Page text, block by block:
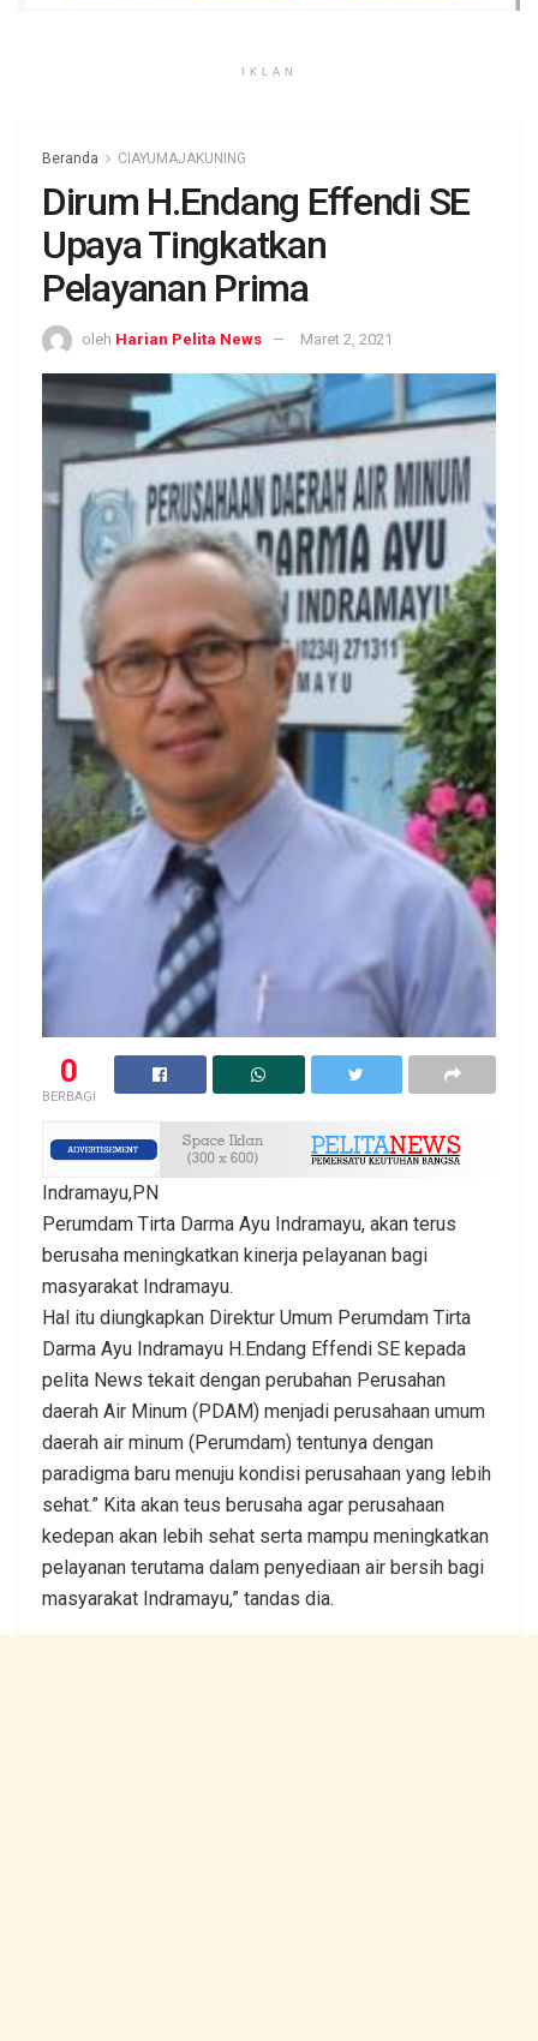
IKLAN
Beranda CIAYUMAJAKUNING
Dirum H.Endang Effendi SE
Upaya Tingkatkan
Pelayanan Prima
oleh Harian Pelita News Maret 2, 2021
0
BERBAGI
Indramayu,PN
Perumdam Tirta Darma Ayu Indramayu, akan terus
berusaha meningkatkan kinerja pelayanan bagi
masyarakat Indramayu.
Hal itu diungkapkan Direktur Umum Perumdam Tirta
Darma Ayu Indramayu H.Endang Effendi SE kepada
pelita News tekait dengan perubahan Perusahan
daerah Air Minum (PDAM) menjadi perusahaan umum
daerah air minum (Perumdam) tentunya dengan
paradigma baru menuju kondisi perusahaan yang lebih
sehat.” Kita akan teus berusaha agar perusahaan
kedepan akan lebih sehat serta mampu meningkatkan
pelayanan terutama dalam penyediaan air bersih bagi
masyarakat Indramayu,” tandas dia.